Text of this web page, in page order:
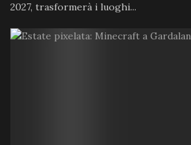
2027, trasformerà i luoghi...